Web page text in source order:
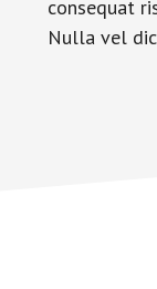
consequat
Nulla vel